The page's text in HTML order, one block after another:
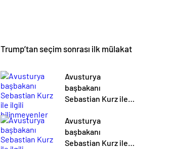
Trump’tan seçim sonrası ilk mülakat
Avusturya
başbakanı
Sebastian Kurz ile
Avusturya
başbakanı
Sebastian Kurz ile